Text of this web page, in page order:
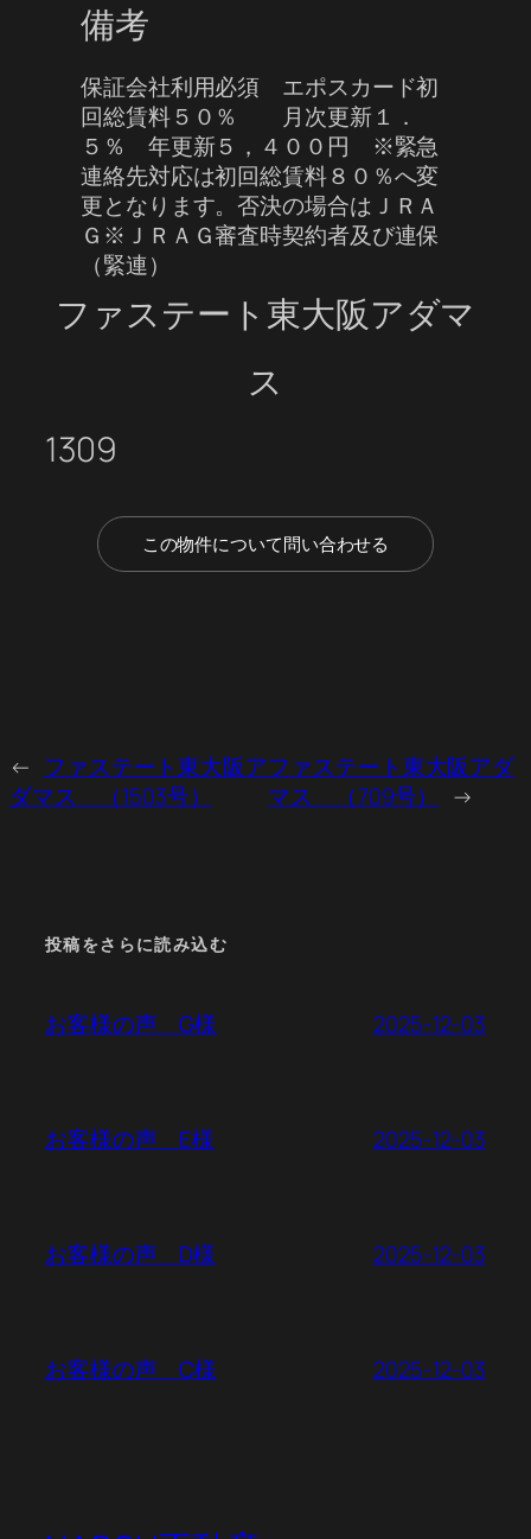
備考
保証会社利用必須 エポスカード初
回総賃料５０％ 月次更新１．
５％ 年更新５，４００円 ※緊急
連絡先対応は初回総賃料８０％へ変
更となります。否決の場合はＪＲＡ
Ｇ※ＪＲＡＧ審査時契約者及び連保
（緊連）
ファステート東大阪アダマ
ス
1309
この物件について問い合わせる
← ファステート東大阪ア
ダマス （1503号）
ファステート東大阪アダ
マス （709号）
→
投稿をさらに読み込む
お客様の声 G様 2025-12-03
お客様の声 E様 2025-12-03
お客様の声 D様 2025-12-03
お客様の声 C様 2025-12-03